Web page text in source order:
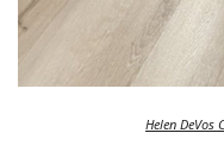
Helen DeVos